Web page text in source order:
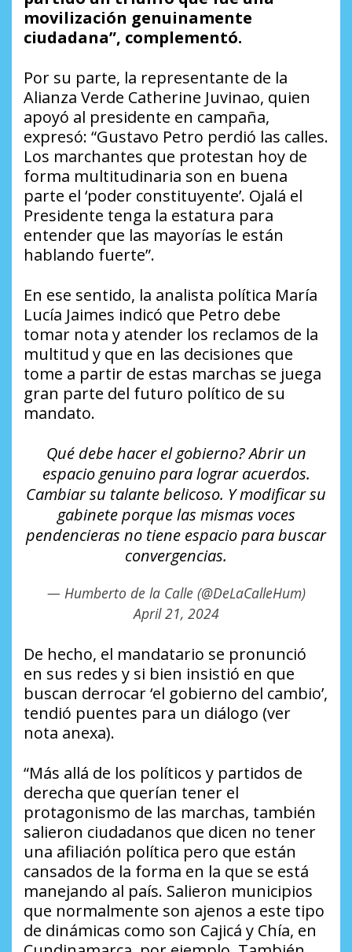
movilización genuinamente
ciudadana”, complementó.
Por su parte, la representante de la
Alianza Verde Catherine Juvinao, quien
apoyó al presidente en campaña,
expresó: “Gustavo Petro perdió las calles.
Los marchantes que protestan hoy de
forma multitudinaria son en buena
parte el ‘poder constituyente’. Ojalá el
Presidente tenga la estatura para
entender que las mayorías le están
hablando fuerte”.
En ese sentido, la analista política María
Lucía Jaimes indicó que Petro debe
tomar nota y atender los reclamos de la
multitud y que en las decisiones que
tome a partir de estas marchas se juega
gran parte del futuro político de su
mandato.
Qué debe hacer el gobierno? Abrir un
espacio genuino para lograr acuerdos.
Cambiar su talante belicoso. Y modificar su
gabinete porque las mismas voces
pendencieras no tiene espacio para buscar
convergencias.
— Humberto de la Calle (@DeLaCalleHum)
April 21, 2024
De hecho, el mandatario se pronunció
en sus redes y si bien insistió en que
buscan derrocar ‘el gobierno del cambio’,
tendió puentes para un diálogo (ver
nota anexa).
“Más allá de los políticos y partidos de
derecha que querían tener el
protagonismo de las marchas, también
salieron ciudadanos que dicen no tener
una afiliación política pero que están
cansados de la forma en la que se está
manejando al país. Salieron municipios
que normalmente son ajenos a este tipo
de dinámicas como son Cajicá y Chía, en